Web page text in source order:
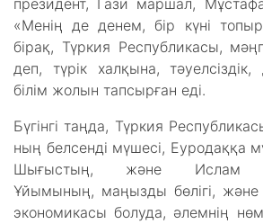
президент, Гази маршал,
«Менің де денем, бір күні
бірақ, Түркия Республикасы,
деп, түрік халқына,
білім жолын тапсырған еді.
Бүгінгі таңда, Түркия
ның белсенді мүшесі, Еуродаққа
Шығыстың, және Ислам
Ұйымының, маңызды бөлігі, және
экономикасы болуда, әлемнің